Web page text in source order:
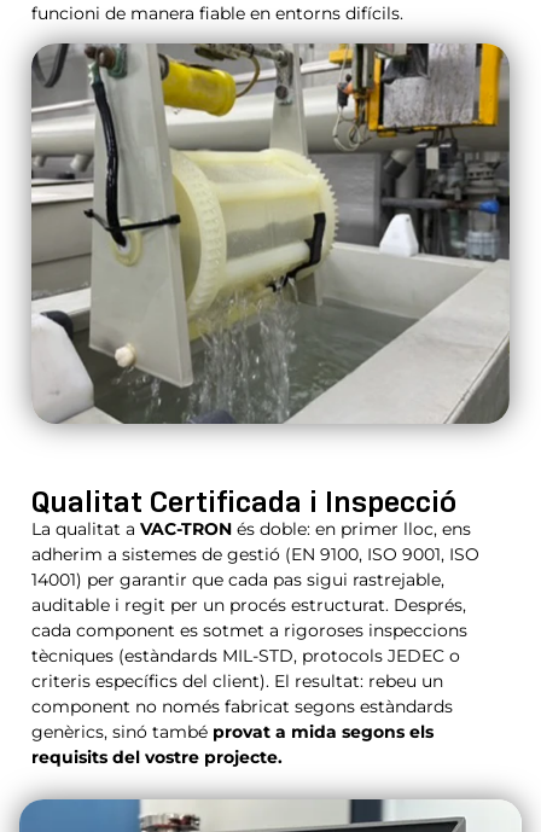
funcioni de manera fiable en entorns difícils.
Qualitat Certificada i Inspecció
La qualitat a VAC-TRON és doble: en primer lloc, ens
adherim a sistemes de gestió (EN 9100, ISO 9001, ISO
14001) per garantir que cada pas sigui rastrejable,
auditable i regit per un procés estructurat. Després,
cada component es sotmet a rigoroses inspeccions
tècniques (estàndards MIL-STD, protocols JEDEC o
criteris específics del client). El resultat: rebeu un
component no només fabricat segons estàndards
genèrics, sinó també provat a mida segons els
requisits del vostre projecte.